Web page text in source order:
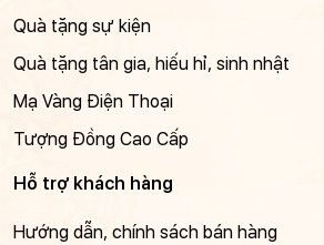
Quà tặng sự kiện
Quà tặng tân gia, hiếu hỉ, sinh nhật
Mạ Vàng Điện Thoại
Tượng Đồng Cao Cấp
Hỗ trợ khách hàng
Hướng dẫn, chính sách bán hàng